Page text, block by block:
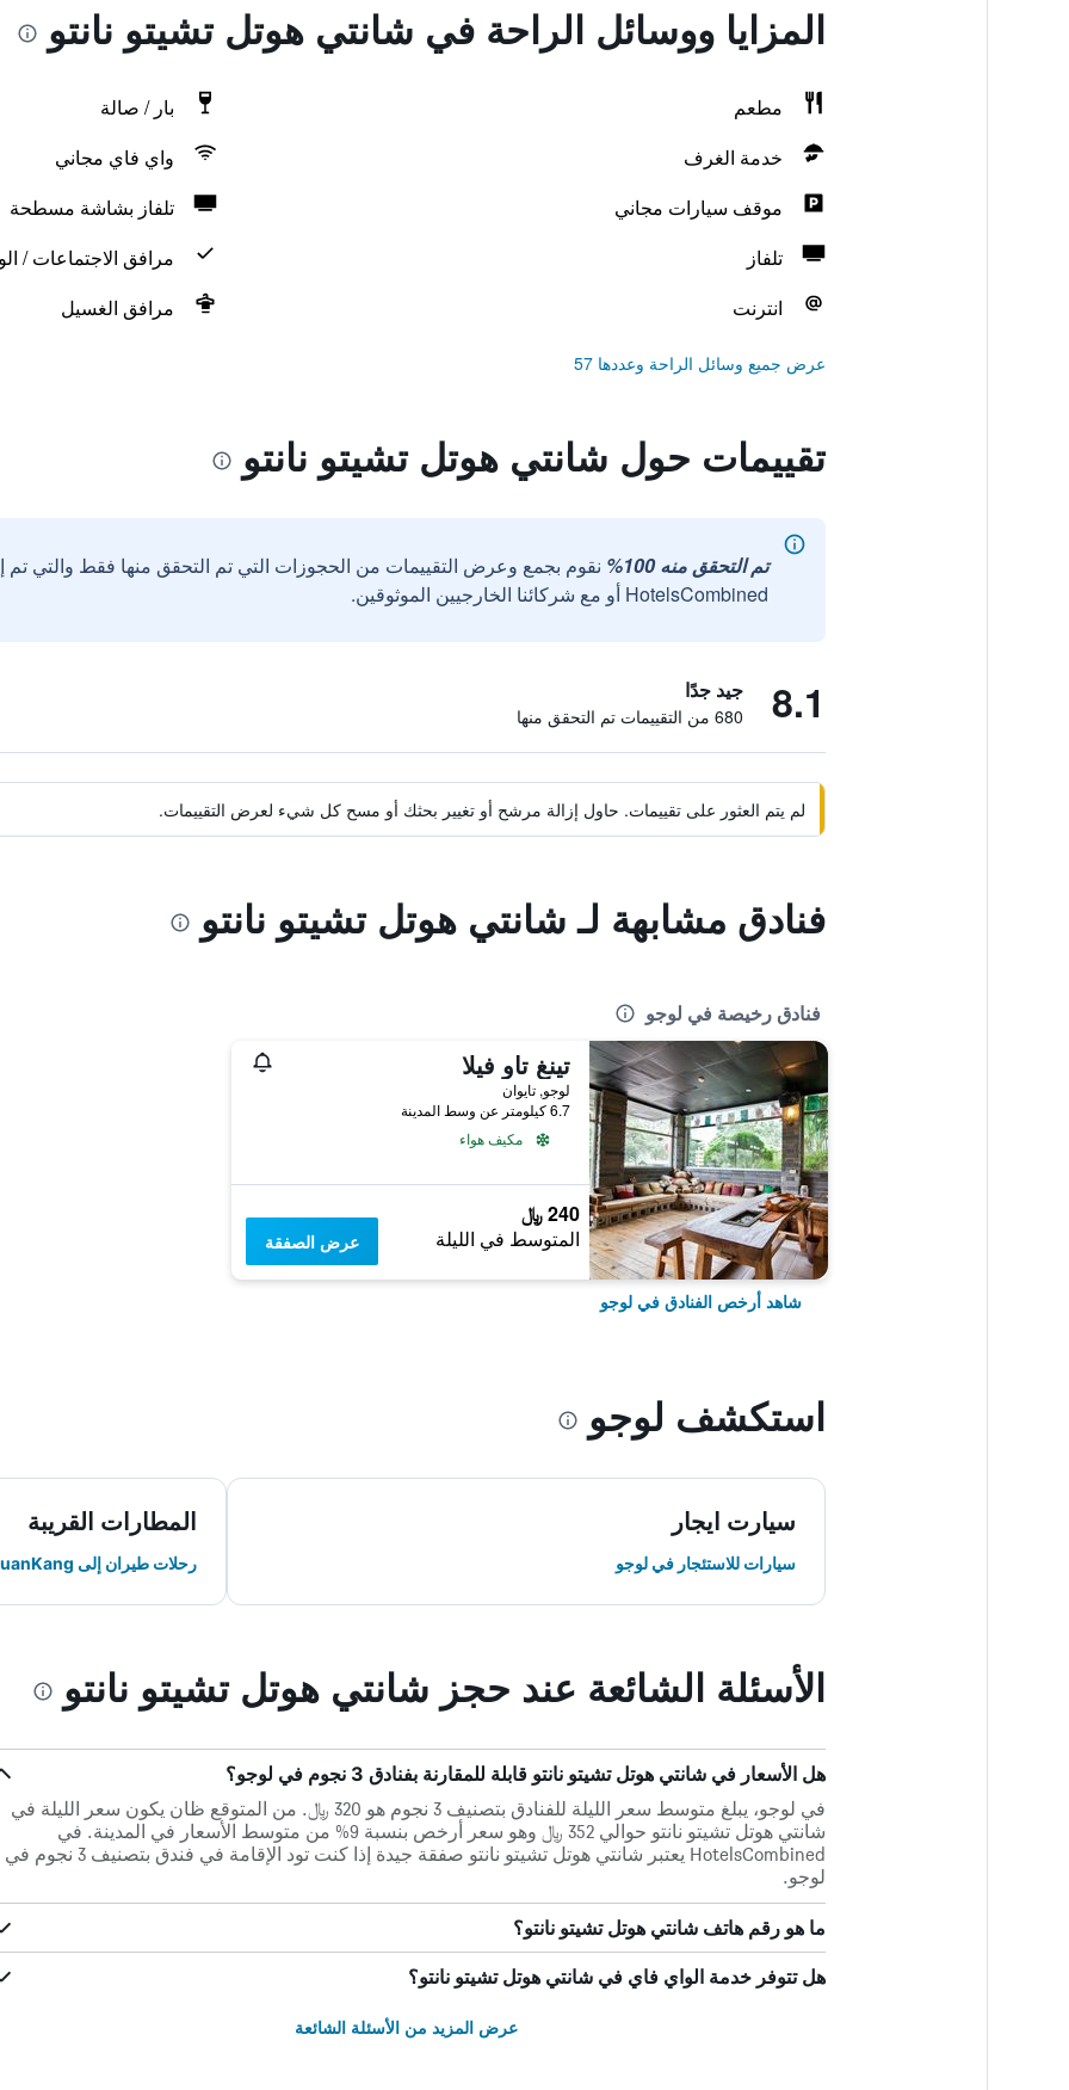
المزايا ووسائل الراحة في شانتي هوتل تشيتو نانتو
مطعم
بار / صالة
خدمة الغرف
واي فاي مجاني
موقف سيارات مجاني
تلفاز بشاشة مسطحة
تلفاز
مرافق الاجتماعات /
انترنت
مرافق الغسيل
عرض جميع وسائل الراحة وعددها 57
تقييمات حول شانتي هوتل تشيتو نانتو
تم التحقق منه 100%
نقوم بجمع وعرض التقييمات من الحجوزات التي تم التحقق منها فقط والتي
HotelsCombined أو مع شركائنا الخارجيين الموثوقين.
8.1 جيد جدًا
680 من التقييمات تم التحقق منها
لم يتم العثور على تقييمات. حاول إزالة مرشح أو تغيير بحثك أو مسح كل شيء لعرض التقييمات.
فنادق مشابهة لـ شانتي هوتل تشيتو نانتو
فنادق رخيصة في لوجو
تينغ تاو فيلا
لوجو, تايوان
6.7 كيلومتر عن وسط المدينة
مكيف هواء
240 ﷼
المتوسط في الليلة عرض الصفقة
شاهد أرخص الفنادق في لوجو
استكشف لوجو
سيارت ايجار
سيارات للاستئجار في لوجو
المطارات القريبة
رحلات طيران إلى ChingChuanKang
الأسئلة الشائعة عند حجز شانتي هوتل تشيتو نانتو
هل الأسعار في شانتي هوتل تشيتو نانتو قابلة للمقارنة بفنادق 3 نجوم في لوجو؟
في لوجو، يبلغ متوسط ​​سعر الليلة للفنادق بتصنيف 3 نجوم هو 320 ﷼. من المتوقع ظان يكون سعر الليلة في
شانتي هوتل تشيتو نانتو حوالي 352 ﷼ وهو سعر أرخص بنسبة 9% من متوسط الأسعار في المدينة. في
HotelsCombined يعتبر شانتي هوتل تشيتو نانتو صفقة جيدة إذا كنت تود الإقامة في فندق بتصنيف 3 نجوم في
لوجو.
ما هو رقم هاتف شانتي هوتل تشيتو نانتو؟
هل تتوفر خدمة الواي فاي في شانتي هوتل تشيتو نانتو؟
عرض المزيد من الأسئلة الشائعة